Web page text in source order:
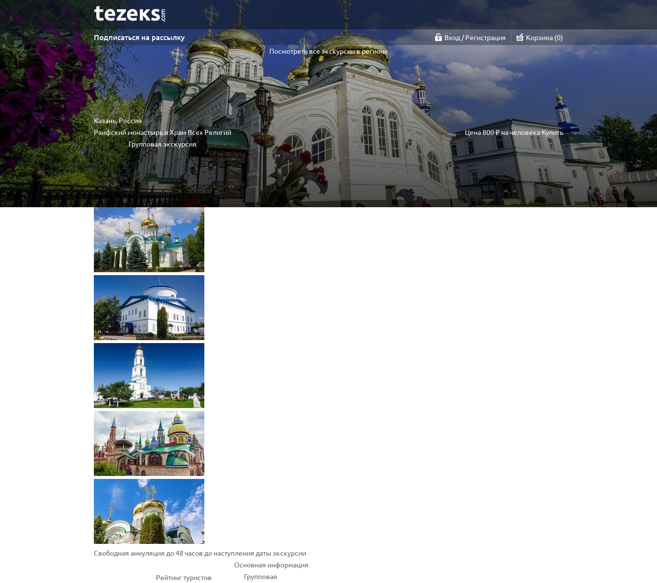
Подписаться на рассылку Вход / Регистрация Корзина 0
Посмотреть все экскурсии в регионе
Казань, Россия
Раифский монастырь и Храм Всех Религий
Групповая экскурсия
Цена800 ₽на человекаКупить
Свободная аннуляция до 48 часов до наступления даты экскурсии
Рейтинг туристов
Основная информация
Групповая